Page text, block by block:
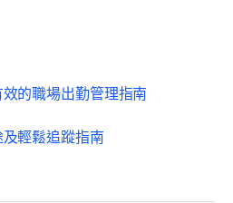
的職場出勤管理指南
輕鬆追蹤指南